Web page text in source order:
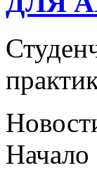
Начало